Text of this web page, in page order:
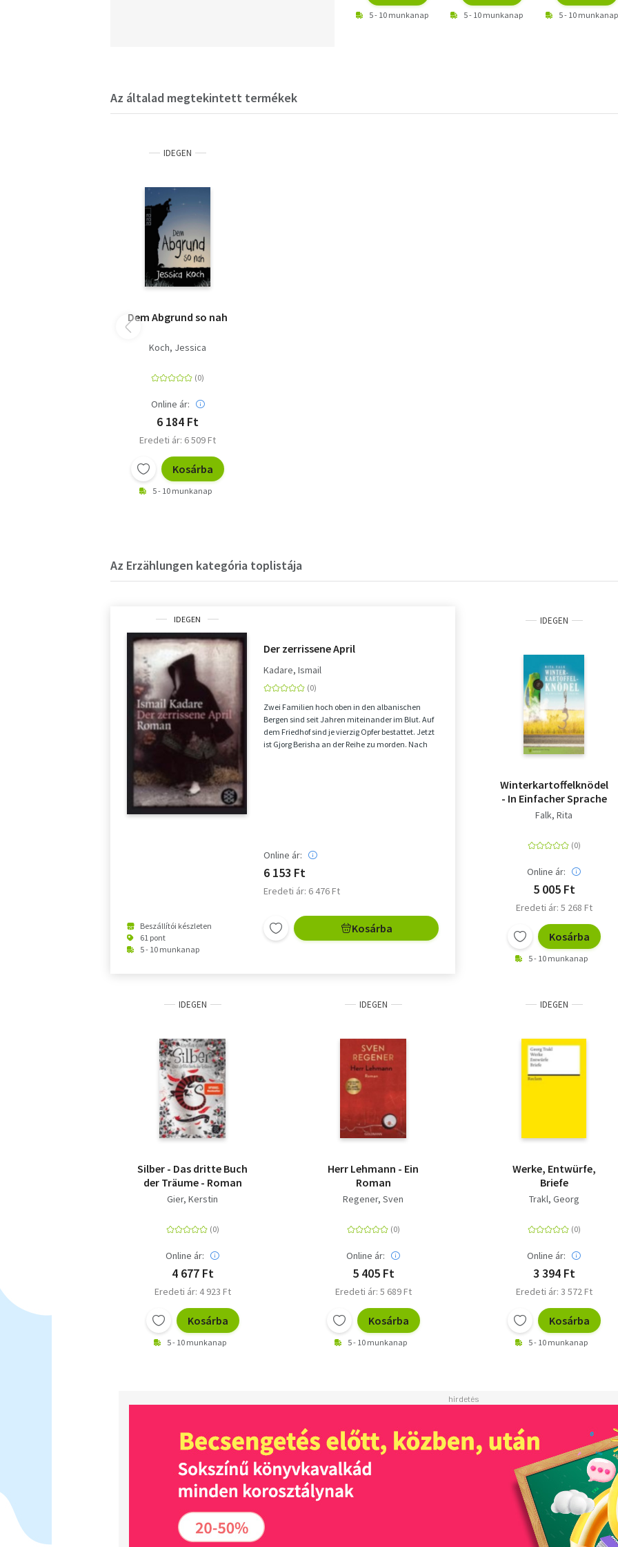
5 - 10 munkanap 5 - 10 munkanap 5 - 10 munkanap
Az általad megtekintett termékek
IDEGEN
Dem Abgrund so nah
Koch, Jessica
Online ár:
6 184 Ft
Eredeti ár: 6 509 Ft
Kosárba
5 - 10 munkanap
Az Erzählungen kategória toplistája
IDEGEN
Beszállítói készleten
61 pont
5 - 10 munkanap
Der zerrissene April
Kadare, Ismail
Zwei Familien hoch oben in den albanischen
Bergen sind seit Jahren miteinander im Blut. Auf
dem Friedhof sind je vierzig Opfer bestattet. Jetzt
ist Gjorg Berisha an der Reihe zu morden. Nach
Online ár:
6 153 Ft
Eredeti ár: 6 476 Ft
Kosárba
IDEGEN
Winterkartoffelknödel
- In Einfacher Sprache
Falk, Rita
Online ár:
5 005 Ft
Eredeti ár: 5 268 Ft
Kosárba
5 - 10 munkanap
IDEGEN
Silber - Das dritte Buch
der Träume - Roman
Gier, Kerstin
Online ár:
4 677 Ft
Eredeti ár: 4 923 Ft
Kosárba
5 - 10 munkanap
IDEGEN
Herr Lehmann - Ein
Roman
Regener, Sven
Online ár:
5 405 Ft
Eredeti ár: 5 689 Ft
Kosárba
5 - 10 munkanap
IDEGEN
Werke, Entwürfe,
Briefe
Trakl, Georg
Online ár:
3 394 Ft
Eredeti ár: 3 572 Ft
Kosárba
5 - 10 munkanap